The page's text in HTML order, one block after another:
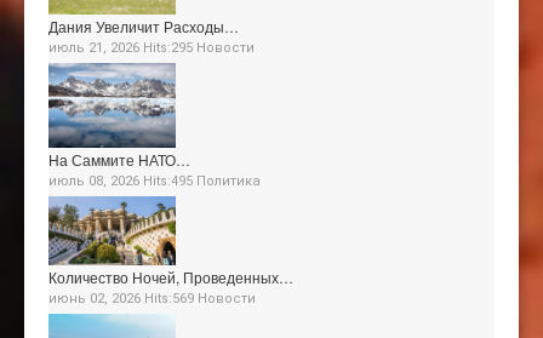
Дания Увеличит Расходы…
июль 21, 2026 Hits:295 Новости
На Саммите НАТО…
июль 08, 2026 Hits:495 Политика
Количество Ночей, Проведенных…
июнь 02, 2026 Hits:569 Новости